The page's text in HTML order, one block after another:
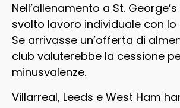
Nell’allenamento a St.
svolto lavoro individuale con
Se arrivasse un’offerta di
club valuterebbe la cessione
minusvalenze.
Villarreal, Leeds e West Ham